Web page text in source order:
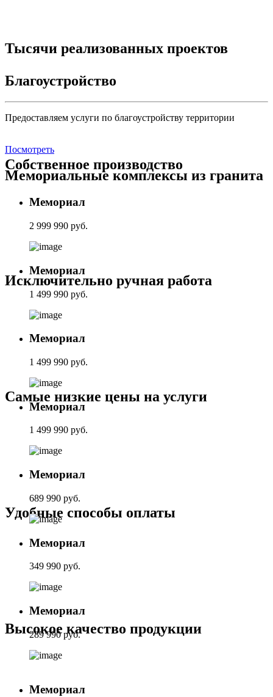
Тысячи реализованных проектов
Собственное производство
Исключительно ручная работа
Самые низкие цены на услуги
Удобные способы оплаты
Высокое качество продукции
Благоустройство
Предоставляем услуги по благоустройству территории
Посмотреть
Мемориальные комплексы из гранита
Мемориал
2 999 990 руб.
Мемориал
1 499 990 руб.
Мемориал
1 499 990 руб.
Мемориал
1 499 990 руб.
Мемориал
689 990 руб.
Мемориал
349 990 руб.
Мемориал
289 990 руб.
Мемориал